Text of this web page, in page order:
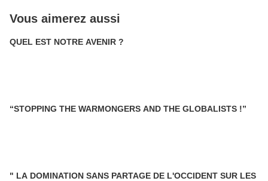
Vous aimerez aussi
QUEL EST NOTRE AVENIR ?
“STOPPING THE WARMONGERS AND THE GLOBALISTS !”
" LA DOMINATION SANS PARTAGE DE L'OCCIDENT SUR LES